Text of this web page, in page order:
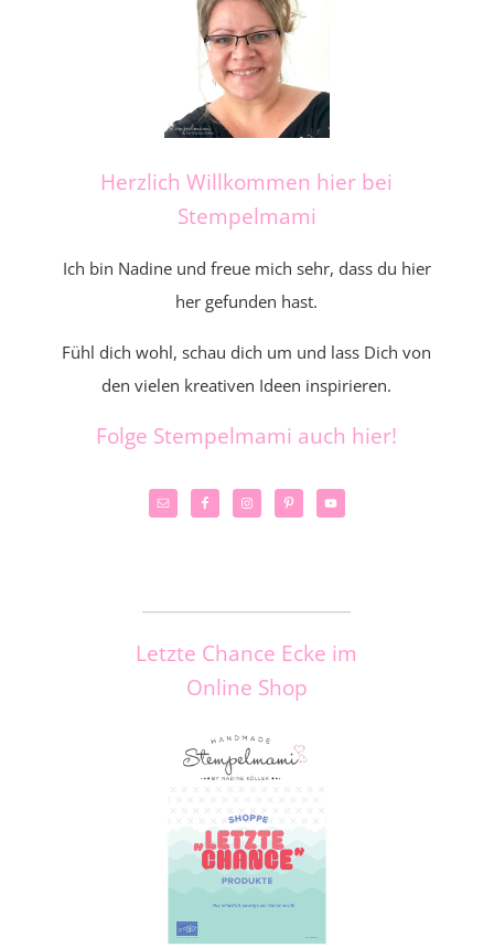
Herzlich Willkommen hier bei
Stempelmami
Ich bin Nadine und freue mich sehr, dass du hier
her gefunden hast.
Fühl dich wohl, schau dich um und lass Dich von
den vielen kreativen Ideen inspirieren.
Folge Stempelmami auch hier!
Letzte Chance Ecke im
Online Shop